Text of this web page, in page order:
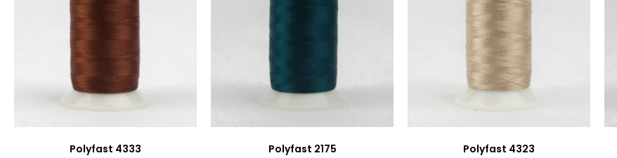
Polyfast 4333
Polyfast 2175
Polyfast 4323